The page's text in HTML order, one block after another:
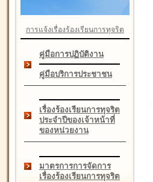
การแจ้งเรื่องร้องเรียนการทุจริต
คู่มือการปฏิบัติงาน
คู่มือบริการประชาชน
เรื่องร้องเรียนการทุจริต
ประจำปีของเจ้าหน้าที่
ของหน่วยงาน
มาตรการการจัดการ
เรื่องร้องเรียนการทุจริต